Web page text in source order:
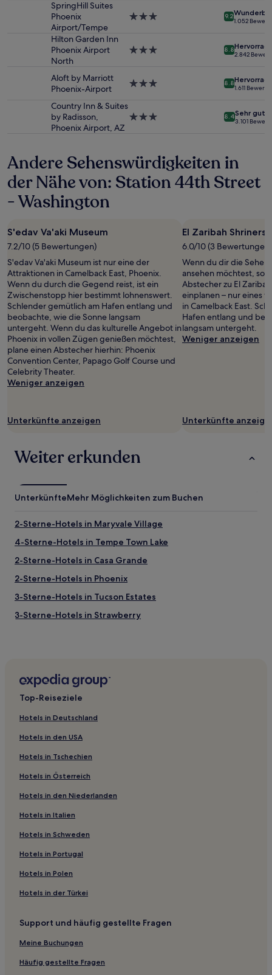
Verfügbarkeiten
zusätzliche
Bedingungen
SpringHill Suites
Phoenix
Airport/Tempe
3.0-
9.2
1.052
Hilton Garden Inn
Phoenix Airport
North
3.0-
8.8
2.842
Aloft by Marriott
Phoenix-Airport
3.0-
8.8
1.611
Country Inn & Suites
by Radisson,
Phoenix Airport, AZ
3.0-
8.4Sehr gut
3.101
Andere Sehenswürdigkeiten in
der Nähe von: Station 44th Street
- Washington
S'edav Va'aki Museum
7.2/10 (5 Bewertungen)
S'edav Va'aki Museum ist nur eine der
Attraktionen in Camelback East, Phoenix.
Wenn du durch die Gegend reist, ist ein
Zwischenstopp hier bestimmt lohnenswert.
Schlender gemütlich am Hafen entlang und
beobachte, wie die Sonne langsam
untergeht. Wenn du das kulturelle Angebot in
Phoenix in vollen Zügen genießen möchtest,
plane einen Abstecher hierhin: Phoenix
Convention Center, Papago Golf Course und
Celebrity Theater.
Weniger anzeigen
Unterkünfte anzeigen
El Zaribah Shriners
6.0/10 (3 Bewertungen)
Wenn du dir die
ansehen möchtest,
Abstecher zu El
einplanen – nur eines
in Camelback East.
Hafen entlang und
langsam untergeht.
Weniger anzeigen
Unterkünfte
Weiter erkunden
UnterkünfteMehr Möglichkeiten zum Buchen
2-Sterne-Hotels in Maryvale Village
4-Sterne-Hotels in Tempe Town Lake
2-Sterne-Hotels in Casa Grande
2-Sterne-Hotels in Phoenix
3-Sterne-Hotels in Tucson Estates
3-Sterne-Hotels in Strawberry
Motels in Sedona
B&B in Sedona
Hotel-Resorts in Phoenix
Motels in Arizona
Hotels mit Küchenzeile in Tucson Estates
Business in Maryvale Village
Günstige in Casa Grande
Hotels mit inbegriffenem Frühstück in Casa Grande
Hotels mit Pool in Casa Grande
Familien in Casas Adobes
Hotels mit Fitnessbereich in Chandler
Hotels mit inbegriffenem Frühstück in Chandler
Günstige in Prescott
Familien in Scottsdale
Haustierfreundliche in Scottsdale
Top-Reiseziele
Hotels in Deutschland
Hotels in den USA
Hotels in Tschechien
Hotels in Österreich
Hotels in den Niederlanden
Hotels in Italien
Hotels in Schweden
Hotels in Portugal
Hotels in Polen
Hotels in der Türkei
Support und häufig gestellte Fragen
Meine Buchungen
Häufig gestellte Fragen